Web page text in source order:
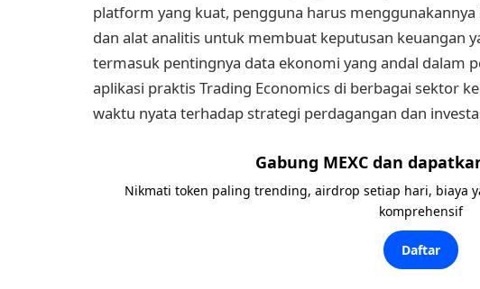
platform yang kuat, pengguna harus
dan alat analitis untuk membuat keputusan keuangan
termasuk pentingnya data ekonomi yang andal dalam
aplikasi praktis Trading Economics di berbagai sektor
waktu nyata terhadap strategi perdagangan dan
Gabung MEXC dan
Nikmati token paling trending, airdrop setiap hari, biaya
komprehensif
Daftar